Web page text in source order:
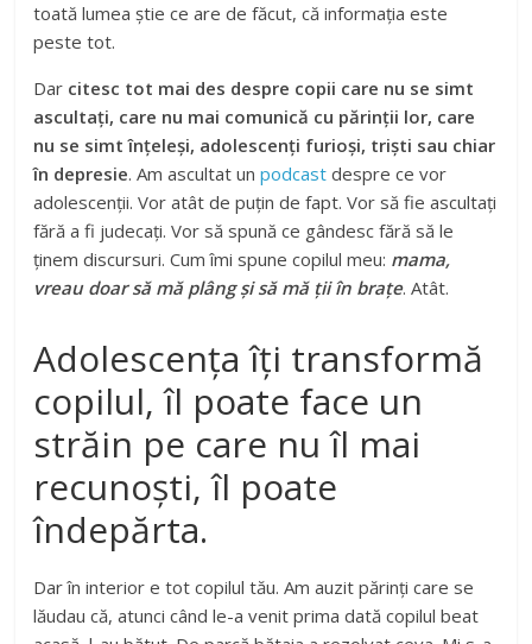
toată lumea știe ce are de făcut, că informația este
peste tot.
Dar citesc tot mai des despre copii care nu se simt
ascultați, care nu mai comunică cu părinții lor, care
nu se simt înțeleși, adolescenți furioși, triști sau chiar
în depresie. Am ascultat unpodcast despre ce vor
adolescenții. Vor atât de puțin de fapt. Vor să fie ascultați
fără a fi judecați. Vor să spună ce gândesc fără să le
ținem discursuri. Cum îmi spune copilul meu: mama,
vreau doar să mă plâng și să mă ții în brațe. Atât.
Adolescența îți transformă
copilul, îl poate face un
străin pe care nu îl mai
recunoști, îl poate
îndepărta.
Dar în interior e tot copilul tău. Am auzit părinți care se
lăudau că, atunci când le-a venit prima dată copilul beat